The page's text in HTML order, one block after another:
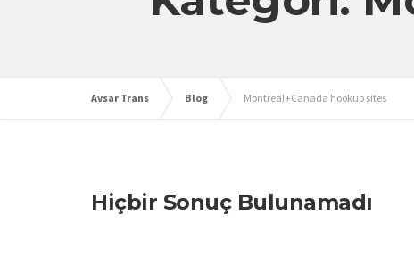
Avsar Trans Blog Montreal+Canada hookup sites
Hiçbir Sonuç Bulunamadı